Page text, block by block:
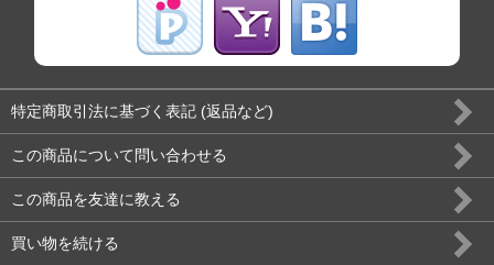
特定商取引法に基づく表記 (返品など)
この商品について問い合わせる
この商品を友達に教える
買い物を続ける